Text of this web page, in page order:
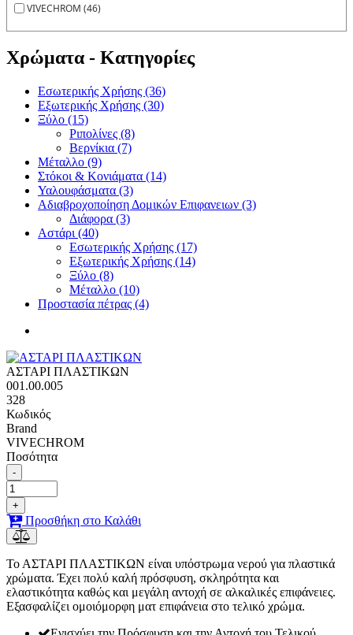
VIVECHROM (46)
Χρώματα - Κατηγορίες
Εσωτερικής Χρήσης (36)
Εξωτερικής Χρήσης (30)
Ξύλο (15)
Ριπολίνες (8)
Βερνίκια (7)
Μέταλλο (9)
Στόκοι & Κονιάματα (14)
Υαλουφάσματα (3)
Αδιαβροχοποίηση Δομικών Επιφανειων (3)
Διάφορα (3)
Αστάρι (40)
Εσωτερικής Χρήσης (17)
Εξωτερικής Χρήσης (14)
Ξύλο (8)
Μέταλλο (10)
Προστασία πέτρας (4)
ΑΣΤΑΡΙ ΠΛΑΣΤΙΚΩΝ
001.00.005
328
Κωδικός
Brand
VIVECHROM
Ποσότητα
-
+
Προσθήκη στο Καλάθι
Το ΑΣΤΑΡΙ ΠΛΑΣΤΙΚΩΝ είναι υπόστρωμα νερού για πλαστικά
χρώματα. Έχει πολύ καλή πρόσφυση, σκληρότητα και
ελαστικότητα καθώς και μεγάλη αντοχή σε αλκαλικές επιφάνειες.
Εξασφαλίζει ομοιόμορφη ματ επιφάνεια στο τελικό χρώμα.